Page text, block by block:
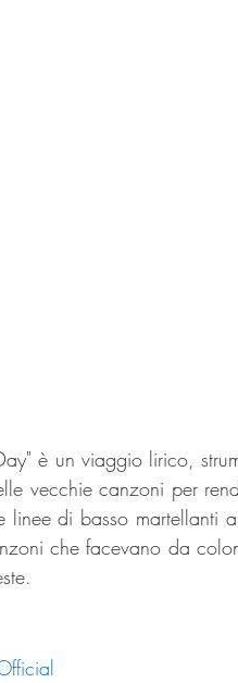
è un viaggio lirico,
vecchie canzoni per
linee di basso martellanti
che facevano da